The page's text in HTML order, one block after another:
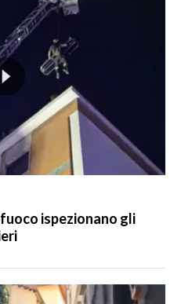
ispezionano gli